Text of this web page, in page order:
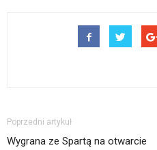
Poprzedni artykuł
Wygrana ze Spartą na otwarcie